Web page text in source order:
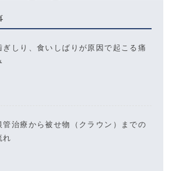
ぎしり、食いしばりが原因で起こる痛
管治療から被せ物（クラウン）までの
れ